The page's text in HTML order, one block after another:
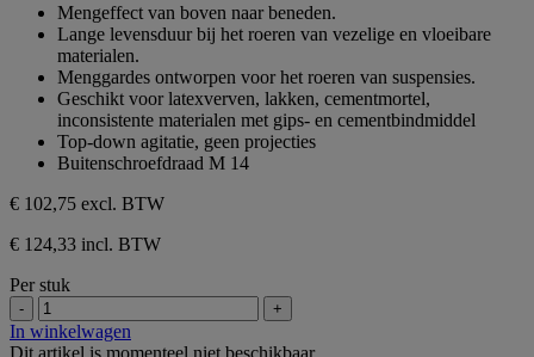
sterren.
Mengeffect van boven naar beneden.
Lange levensduur bij het roeren van vezelige en vloeibare
materialen.
Menggardes ontworpen voor het roeren van suspensies.
Geschikt voor latexverven, lakken, cementmortel,
inconsistente materialen met gips- en cementbindmiddel
Top-down agitatie, geen projecties
Buitenschroefdraad M 14
€ 102,75 excl. BTW
€ 124,33 incl. BTW
Per stuk
- +
In winkelwagen
Dit artikel is momenteel niet beschikbaar